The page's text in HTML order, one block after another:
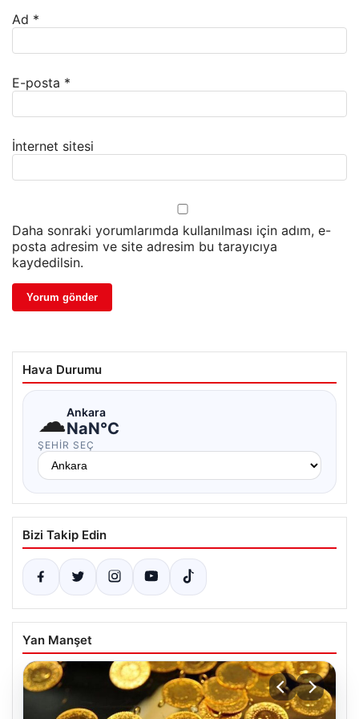
Ad *
E-posta *
İnternet sitesi
Daha sonraki yorumlarımda kullanılması için adım, e-
posta adresim ve site adresim bu tarayıcıya
kaydedilsin.
Hava Durumu
☁Ankara
NaN°C
ŞEHIR SEÇ
Bizi Takip Edin
Yan Manşet